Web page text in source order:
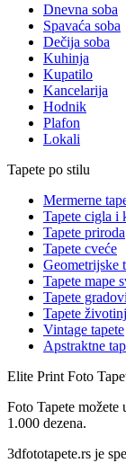
Dnevna soba
Spavaća soba
Dečija soba
Kuhinja
Kupatilo
Kancelarija
Hodnik
Plafon
Lokali
Tapete po stilu
Mermerne
Tapete cigla i
Tapete priroda
Tapete cveće
Geometrijske
Tapete mape
Tapete gradovi
Tapete
Vintage tapete
Apstraktne
Elite Print Foto
Foto Tapete
1.000 dezena.
3dfototapete.rs je